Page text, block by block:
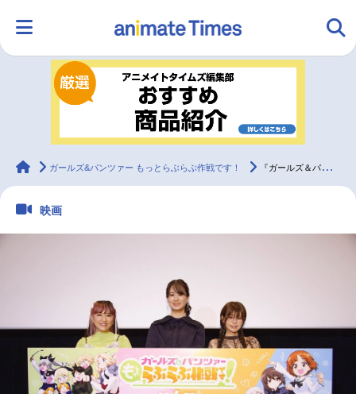
ランキング アニメ
ラジオ
アニメ記事一覧 声優記事一覧
アニメ映画一覧 実写化映画一覧
animateTimes
ガールズ&パンツァー もっとらぶらぶ作戦です！ 『ガールズ＆パンツァー もっとらぶらぶ作戦です！』第4幕上映記念舞台挨拶レポート
映画